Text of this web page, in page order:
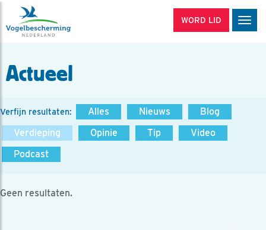
WORD LID
Actueel
Verfijn resultaten: Alles Nieuws
Blog
Verdieping
Opinie Tip
Video
Podcast
Geen resultaten.